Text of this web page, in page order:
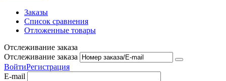
Заказы
Список сравнения
Отложенные товары
Отслеживание заказа
Отслеживание заказа
ВойтиРегистрация
E-mail